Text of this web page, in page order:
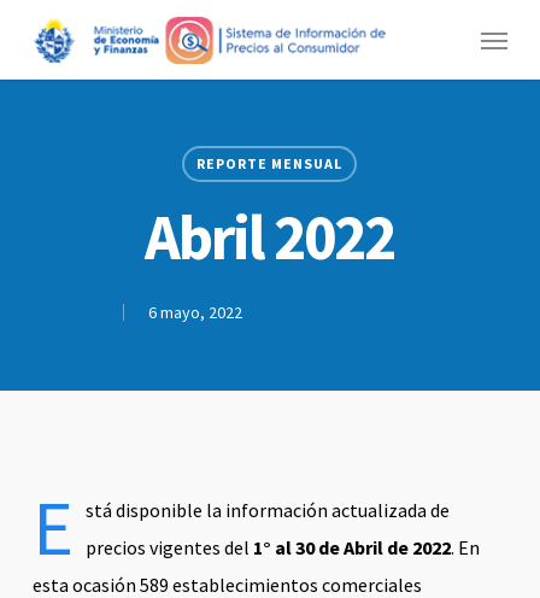
Menu
REPORTE MENSUAL
Abril 2022
6 mayo, 2022
E
stá disponible la información actualizada de
precios vigentes del 1° al 30 de Abril de 2022. En
esta ocasión 589 establecimientos comerciales